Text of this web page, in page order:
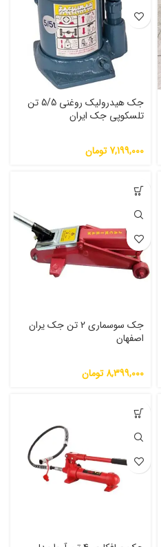
جک هیدرولیک روغنی 5/5 تن
تلسکوپی جک ایران
7,199,000 تومان
جک سوسماری 2 تن جک یران
اصفهان
8,399,000 تومان